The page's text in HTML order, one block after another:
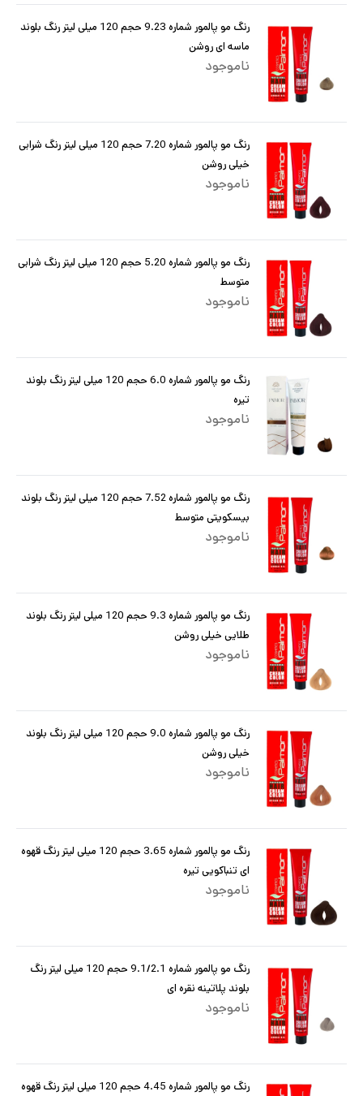
رنگ مو پالمور شماره 9.23 حجم 120 میلی لیتر رنگ بلوند
ماسه ای روشن
ناموجود
رنگ مو پالمور شماره 7.20 حجم 120 میلی لیتر رنگ شرابی
خیلی روشن
ناموجود
رنگ مو پالمور شماره 5.20 حجم 120 میلی لیتر رنگ شرابی
متوسط
ناموجود
رنگ مو پالمور شماره 6.0 حجم 120 میلی لیتر رنگ بلوند
تیره
ناموجود
رنگ مو پالمور شماره 7.52 حجم 120 میلی لیتر رنگ بلوند
بیسکویتی متوسط
ناموجود
رنگ مو پالمور شماره 9.3 حجم 120 میلی لیتر رنگ بلوند
طلایی خیلی روشن
ناموجود
رنگ مو پالمور شماره 9.0 حجم 120 میلی لیتر رنگ بلوند
خیلی روشن
ناموجود
رنگ مو پالمور شماره 3.65 حجم 120 میلی لیتر رنگ قهوه
ای تنباکویی تیره
ناموجود
رنگ مو پالمور شماره 9.1/2.1 حجم 120 میلی لیتر رنگ
بلوند پلاتینه نقره ای
ناموجود
رنگ مو پالمور شماره 4.45 حجم 120 میلی لیتر رنگ قهوه